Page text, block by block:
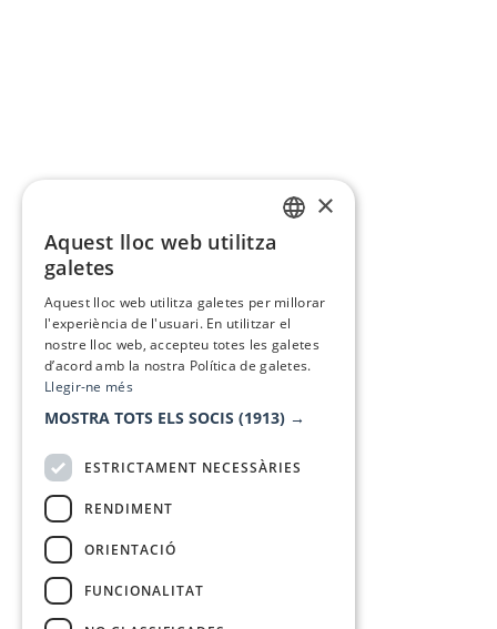
×
Aquest lloc web utilitza
galetes
Aquest lloc web utilitza galetes per millorar
l'experiència de l'usuari. En utilitzar el
nostre lloc web, accepteu totes les galetes
d’acord amb la nostra Política de galetes.
Llegir-ne més
MOSTRA TOTS ELS SOCIS (1913) →
ESTRICTAMENT NECESSÀRIES
RENDIMENT
ORIENTACIÓ
FUNCIONALITAT